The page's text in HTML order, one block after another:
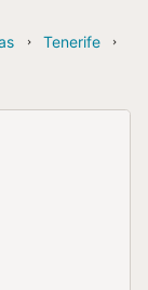
Tenerife